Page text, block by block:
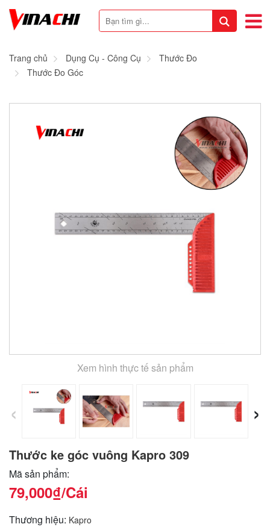
Trang chủ Dụng Cụ - Công Cụ
Thước Đo
Thước Đo Góc
Xem hình thực tế sản phẩm
‹ ›
Thước ke góc vuông Kapro 309
Mã sản phẩm:
79,000₫/Cái
Thương hiệu: Kapro